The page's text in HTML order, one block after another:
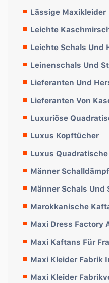
Lässige Maxikleider
Leichte
Leichte Schals Und
Leinenschals Und
Lieferanten Und
Lieferanten Von
Luxuriöse
Luxus Kopftücher
Luxus
Männer
Männer Schals Und
Marokkanische
Maxi Dress Factory
Maxi Kaftans Für
Maxi Kleider Fabrik
Maxi Kleider